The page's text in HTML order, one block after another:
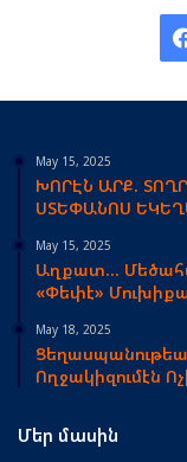
May 15, 2025
ԽՈՐԷՆ ԱՐՔ.
ՍՏԵՓԱՆՈՍ
May 15, 2025
Աղքատ…
«Փեփէ»
May 18, 2025
Ողջակիզումէն
Մեր մասին